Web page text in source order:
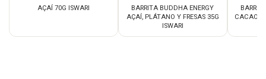
AÇAÍ 70G ISWARI
BARRITA BUDDHA ENERGY
AÇAÍ, PLÁTANO Y FRESAS 35G
ISWARI
CACAO